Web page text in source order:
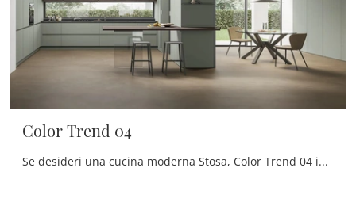
Color Trend 04
Se desideri una cucina moderna Stosa, Color Trend 04 in laccato opaco ti aspetta nel nostro negozio di Cucine Moderne con penisola.